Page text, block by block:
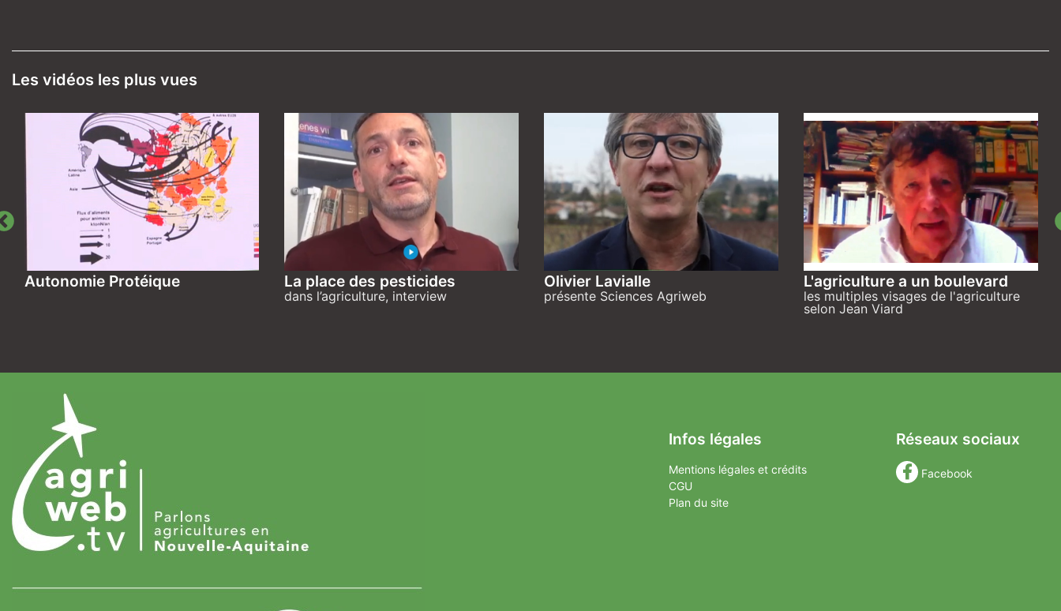
Les vidéos les plus vues
Autonomie Protéique La place des pesticides
dans l’agriculture, interview
Olivier Lavialle
présente Sciences Agriweb
L'agriculture a un boulevard
les multiples visages de l'agriculture
selon Jean Viard
Infos légales
Mentions légales et crédits
CGU
Plan du site
Réseaux sociaux
Facebook